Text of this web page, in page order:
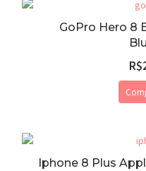
GoPro Hero 8
R$
Iphone 8 Plus